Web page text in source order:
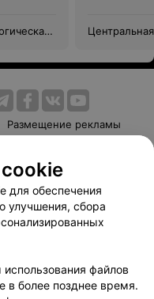
Размещение рекламы
Способы оплаты
103.by
данных
для обеспечения
улучшения, сбора
файлов
в более позднее время.